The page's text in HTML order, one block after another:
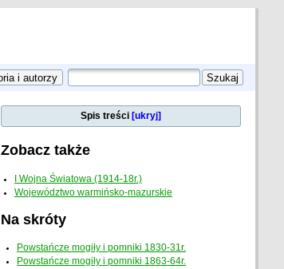
Spis treści [ukryj]
Zobacz także
I Wojna Światowa (1914-18r.)
Województwo warmińsko-mazurskie
Na skróty
Powstańcze mogiły i pomniki 1830-31r.
Powstańcze mogiły i pomniki 1863-64r.